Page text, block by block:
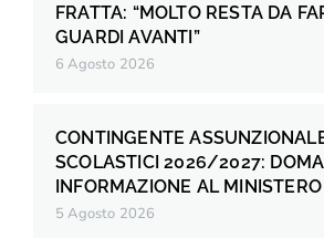
FRATTA: “MOLTO RESTA DA
GUARDI AVANTI”
6 Agosto 2026
CONTINGENTE
SCOLASTICI 2026/2027:
INFORMAZIONE AL MINISTERO
5 Agosto 2026